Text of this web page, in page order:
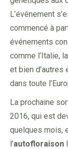
L’événement
commencé à
événements
comme l’Italie,
et bien d’autres
dans toute
La prochaine
2016, qui est
quelques mois,
l’autofloraison